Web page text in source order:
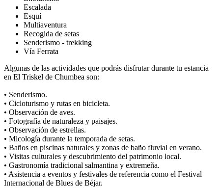
Escalada
Esquí
Multiaventura
Recogida de setas
Senderismo - trekking
Vía Ferrata
Algunas de las actividades que podrás disfrutar durante tu estancia
en El Triskel de Chumbea son:
• Senderismo.
• Cicloturismo y rutas en bicicleta.
• Observación de aves.
• Fotografía de naturaleza y paisajes.
• Observación de estrellas.
• Micología durante la temporada de setas.
• Baños en piscinas naturales y zonas de baño fluvial en verano.
• Visitas culturales y descubrimiento del patrimonio local.
• Gastronomía tradicional salmantina y extremeña.
• Asistencia a eventos y festivales de referencia como el Festival
Internacional de Blues de Béjar.